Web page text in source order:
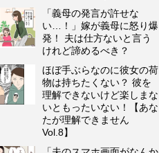
「義母の発言が許せな
い…！」嫁が義母に怒り爆
発！ 夫は仕方ないと言う
けれど諦めるべき？
ほぼ手ぶらなのに彼女の荷
物は持ちたくない？ 彼を
理解できないけど楽しまな
いともったいない！【あな
たが理解できません
Vol.8】